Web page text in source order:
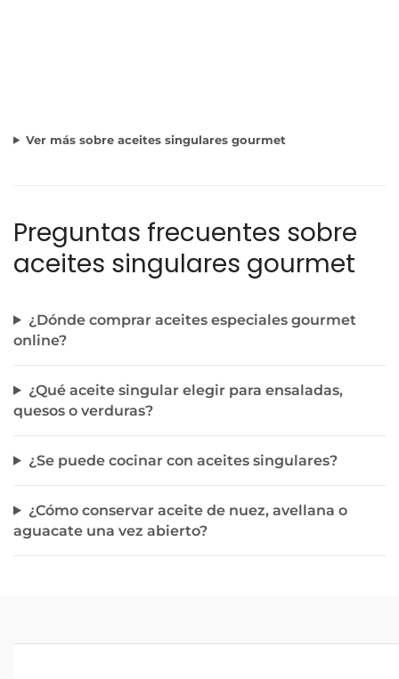
Ver más sobre aceites singulares gourmet
Preguntas frecuentes sobre
aceites singulares gourmet
¿Dónde comprar aceites especiales gourmet
online?
¿Qué aceite singular elegir para ensaladas,
quesos o verduras?
¿Se puede cocinar con aceites singulares?
¿Cómo conservar aceite de nuez, avellana o
aguacate una vez abierto?